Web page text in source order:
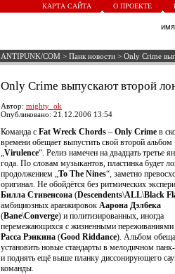
КАРТА САЙТА О ПРОЕКТЕ
ANTIPUNK/COM > Панк новости > Only Crime
Only Crime выпускают второй
Автор: mighty_ok
Опубликовано: 21.12.2006 13:54
Команда с Fat Wreck Chords – Only Crime в
времени обещает выпустить свой второй альбом
„Virulence“. Релиз намечен на двадцать третье
года. По словам музыкантов, пластинка будет
продолжением „To The Nines“, заметно
оригинал. Не обойдётся без ритмических
Билла Стивенсона (Descendents\ALL\Black
амбициозных аранжировок Аарона Дэлбека
(Bane\Converge) и политизированных, иногда
перемежающихся с жизненными переживаниями
Расса Рэнкина (Good Riddance). Альбом
установить новые стандарты в мелодичном
и поднять ещё выше планку диссонирующего
команды.